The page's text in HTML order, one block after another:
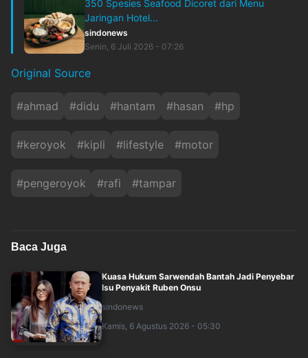
350 Spesies Seafood Dicoret dari Menu
Jaringan Hotel...
sindonews
Senin, 6 Juli 2026 - 07:26
Original Source
#ahmad #didu #hantam #hasan #hp
#keroyok #kipli #lifestyle #motor
#pengeroyok #rafi #tampar
Baca Juga
Kuasa Hukum Sarwendah Bantah Jadi Penyebar
Isu Penyakit Ruben Onsu
sindonews
Kamis, 6 Agustus 2026 - 05:30